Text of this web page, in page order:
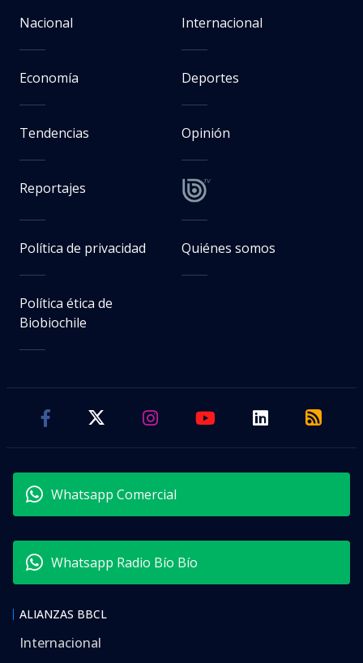
Nacional Internacional
Economía Deportes
Tendencias Opinión
Reportajes
Política de privacidad Quiénes somos
Política ética de
Biobiochile
Whatsapp Comercial
Whatsapp Radio Bío Bío
ALIANZAS BBCL
Internacional